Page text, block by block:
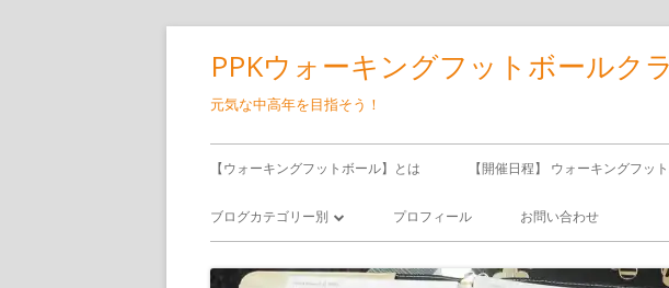
PPKウォーキングフットボールク
元気な中高年を目指そう！
メ
イ
ン
【ウォーキングフットボール】とは 【開催日程】 ウォーキングフッ
ブログカテゴリー別 プロフィール お問い合わせ